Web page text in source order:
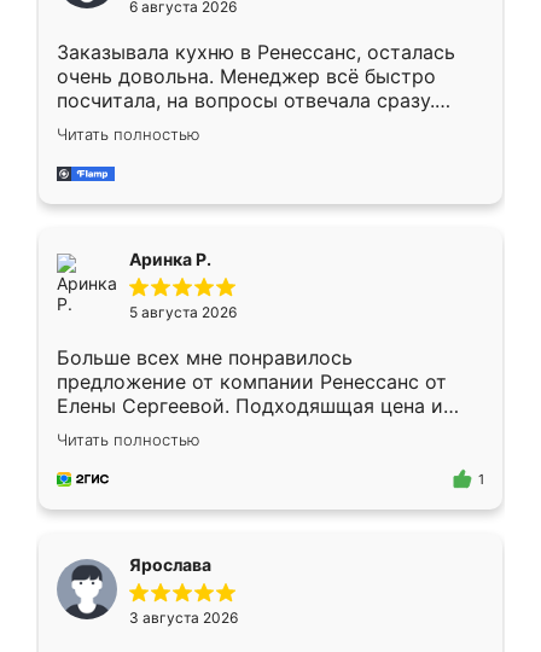
мебели буду заказывать только здесь.
6 августа 2026
Заказывала кухню в Ренессанс, осталась
очень довольна. Менеджер всё быстро
посчитала, на вопросы отвечала сразу.
Замерщик приехал в субботу, подошёл к
делу со всей ответственностью. Собрали
за день, ребята работали аккуратно, даже
Читать полностью
Аринка Р.
5 августа 2026
Больше всех мне понравилось
предложение от компании Ренессанс от
Елены Сергеевой. Подходяшщая цена и
короткие сроки изготовления. Приехавший
для замера сотрудник Владислав
предложил по моему эскизу самый
Читать полностью
1
Ярослава
3 августа 2026